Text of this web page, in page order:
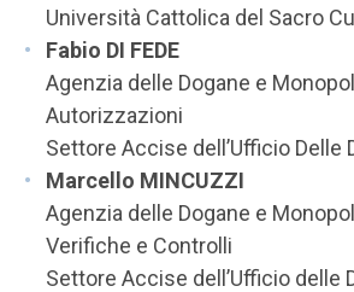
Università Cattolica del Sacro
Fabio DI FEDE
Agenzia delle Dogane e
Autorizzazioni
Settore Accise dell’Ufficio Delle
Marcello MINCUZZI
Agenzia delle Dogane e
Verifiche e Controlli
Settore Accise dell’Ufficio delle